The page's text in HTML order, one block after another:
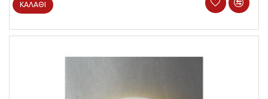
ΚΑΛΆΘΙ